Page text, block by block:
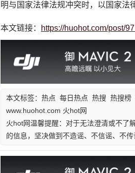
明与国家法律法规冲突时，以国家法
本文链接： https://huohot.com/post/
本文标签： 热点 每日热点 热搜 热搜榜
www.huohot.com 火hot网
火hot网温馨提醒：对于无法澄清或不了
的信息，坚决做到不造谣、不信谣、不传